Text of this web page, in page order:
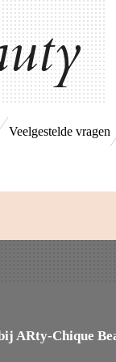
Veelgestelde vragen
ARty-Chique